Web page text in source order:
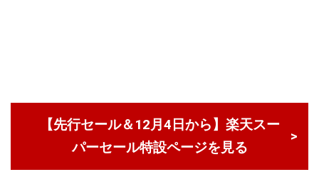
【先行セール＆12月4日から】楽天スー
パーセール特設ページを見る